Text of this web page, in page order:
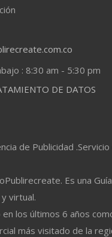
: 8:30 am - 5:30 pm
DE DATOS
de Publicidad
Es una
virtual.
en los últimos 6 años
más visitado de la